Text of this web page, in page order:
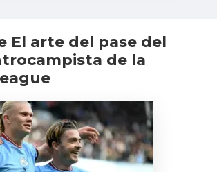
El arte del pase del
de la